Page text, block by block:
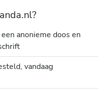
anonieme doos en
vandaag